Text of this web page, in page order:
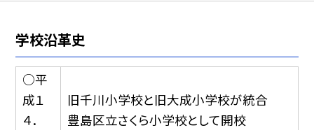
学校沿革史
○平
成１
４．
旧千川小学校と旧大成小学校が統合
豊島区立さくら小学校として開校